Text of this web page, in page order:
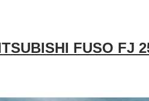
FUSO FJ